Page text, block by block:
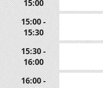
15:00
15:00 -
15:30
15:30 -
16:00
16:00 -